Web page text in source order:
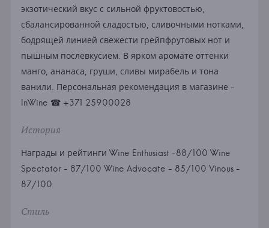
экзотический вкус с сильной фруктовостью,
сбалансированной сладостью, сливочными нотками,
бодрящей линией свежести грейпфрутовых нот и
пышным послевкусием. В ярком аромате оттенки
манго, ананаса, груши, сливы мирабель и тона
ванили. Персональная рекомендация в магазине -
InWine ☎ +371 25900028
История
Награды и рейтинги Wine Enthusiast -88/100 Wine
Spectator - 87/100 Wine Advocate - 85/100 Vinous -
87/100
Стиль